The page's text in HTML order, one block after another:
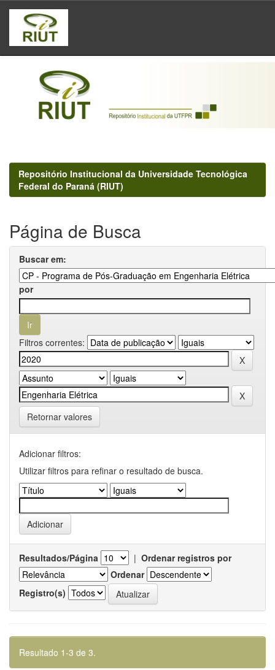
Skip
navigation
Repositório Institucional da Universidade Tecnológica
Federal do Paraná (RIUT)
Página de Busca
Buscar em:
por
Filtros correntes:
Retornar valores
Adicionar filtros:
Utilizar filtros para refinar o resultado de busca.
Resultados/Página | Ordenar registros por
Ordenar
Registro(s)
Resultado 1-3 de 3.